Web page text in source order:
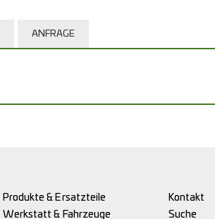
ANFRAGE
Produkte & Ersatzteile
Werkstatt & Fahrzeuge
Kontakt
Suche